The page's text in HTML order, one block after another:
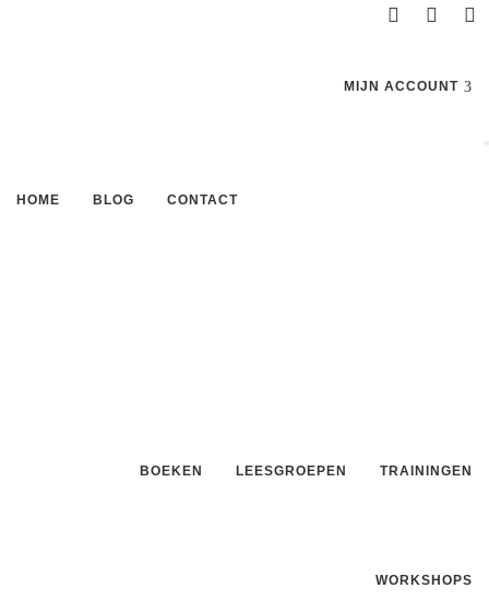
MIJN ACCOUNT
HOME BLOG CONTACT
BOEKEN LEESGROEPEN TRAININGEN
WORKSHOPS